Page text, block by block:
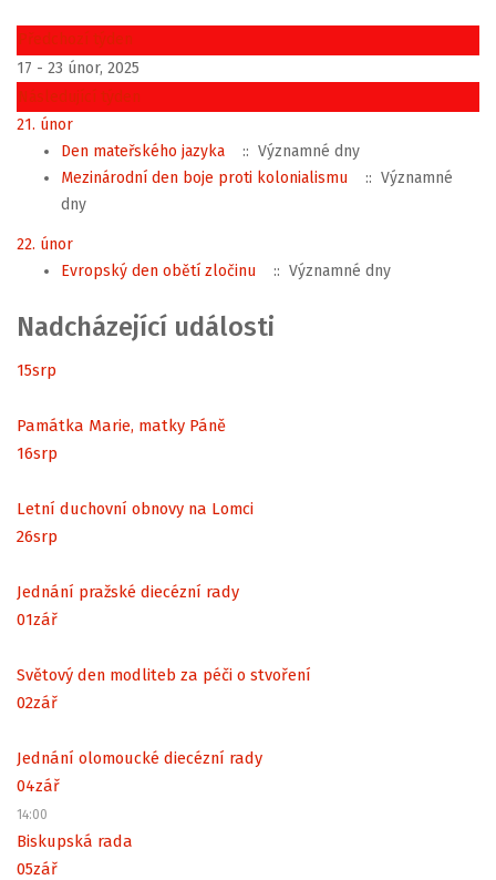
Předchozí týden
17 - 23 únor, 2025
Následující týden
21. únor
Den mateřského jazyka
:: Významné dny
Mezinárodní den boje proti kolonialismu
:: Významné
dny
22. únor
Evropský den obětí zločinu
:: Významné dny
Nadcházející události
15srp
Památka Marie, matky Páně
16srp
Letní duchovní obnovy na Lomci
26srp
Jednání pražské diecézní rady
01zář
Světový den modliteb za péči o stvoření
02zář
Jednání olomoucké diecézní rady
04zář
14:00
Biskupská rada
05zář